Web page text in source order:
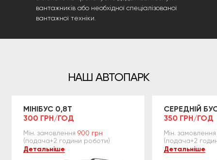
вантажників або необхідної спеціалізованої
вантажної техніки.
НАШ АВТОПАРК
Детальніше
МІНІБУС 0,8Т
300 ГРН/ГОД
Мін. замовлення 900 грн
(подача+2 години роботи)
Детальніше
СЕРЕДНІЙ
350 ГРН/ГОД
Мін. замовлення
(подача+2